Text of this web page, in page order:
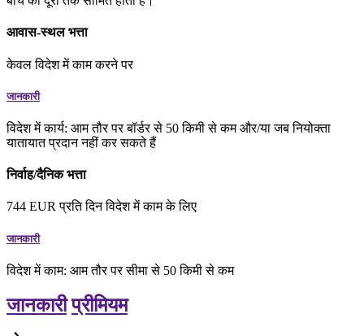
आवास-स्थल भत्ता
केवल विदेश में काम करने पर
जानकारी
विदेश में कार्य: आम तौर पर बॉर्डर से 50 किमी से कम और/या जब नियोक्ता
यातायात प्रदान नहीं कर सकते हैं
निर्वाह/दैनिक भत्ता
744 EURप्रति दिनविदेश में काम के लिए
जानकारी
विदेश में काम: आम तौर पर सीमा से 50 किमी से कम
जानकारी प्रीमियम